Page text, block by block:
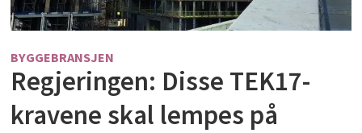
BYGGEBRANSJEN
Regjeringen: Disse TEK17-
kravene skal lempes på